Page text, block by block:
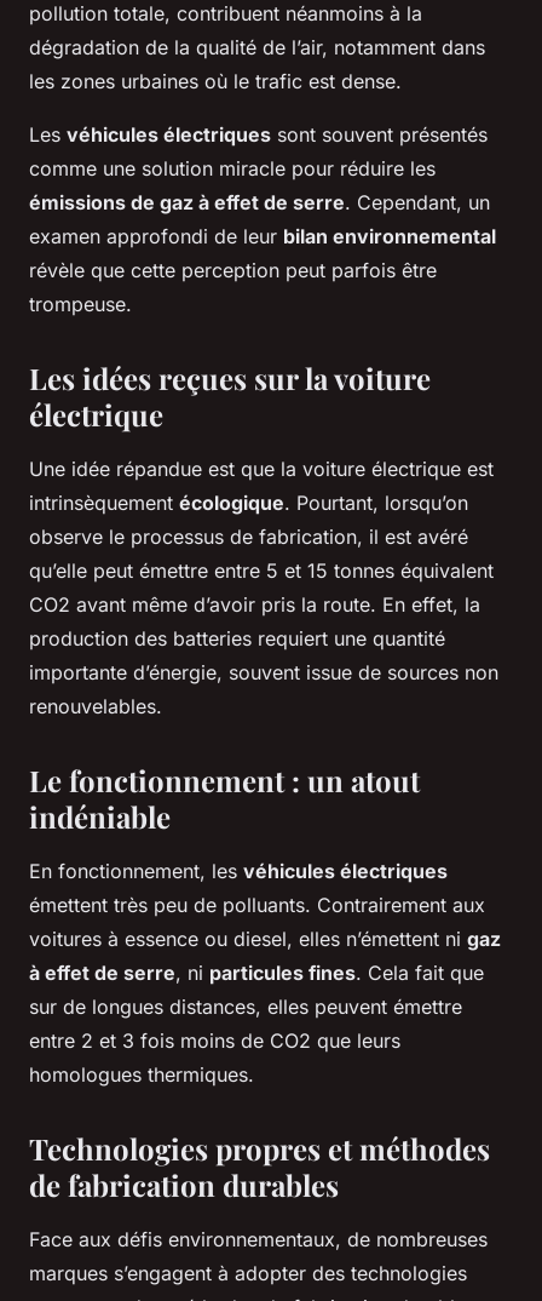
pollution totale, contribuent néanmoins à la
dégradation de la qualité de l’air, notamment dans
les zones urbaines où le trafic est dense.
Les véhicules électriques sont souvent présentés
comme une solution miracle pour réduire les
émissions de gaz à effet de serre. Cependant, un
examen approfondi de leur bilan environnemental
révèle que cette perception peut parfois être
trompeuse.
Les idées reçues sur la voiture
électrique
Une idée répandue est que la voiture électrique est
intrinsèquement écologique. Pourtant, lorsqu’on
observe le processus de fabrication, il est avéré
qu’elle peut émettre entre 5 et 15 tonnes équivalent
CO2 avant même d’avoir pris la route. En effet, la
production des batteries requiert une quantité
importante d’énergie, souvent issue de sources non
renouvelables.
Le fonctionnement : un atout
indéniable
En fonctionnement, les véhicules électriques
émettent très peu de polluants. Contrairement aux
voitures à essence ou diesel, elles n’émettent ni gaz
à effet de serre, ni particules fines. Cela fait que
sur de longues distances, elles peuvent émettre
entre 2 et 3 fois moins de CO2 que leurs
homologues thermiques.
Technologies propres et méthodes
de fabrication durables
Face aux défis environnementaux, de nombreuses
marques s’engagent à adopter des technologies